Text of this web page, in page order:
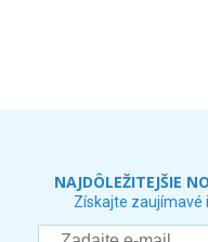
NAJDÔLEŽITEJŠIE
Získajte